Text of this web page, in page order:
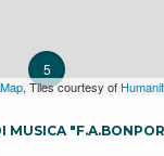
5
, Tiles courtesy of
MUSICA